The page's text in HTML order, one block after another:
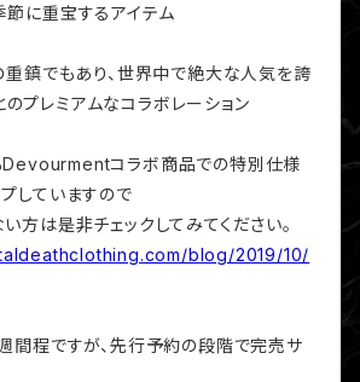
に重宝するアイテム
重鎮でもあり、世界中で絶大な人気を誇
プレミアムなコラボレーション
Devourmentコラボ商品での特別仕様
していますので
方は是非チェックしてみてください。
blog/2019/10/
間程ですが、先行予約の段階で完売サ